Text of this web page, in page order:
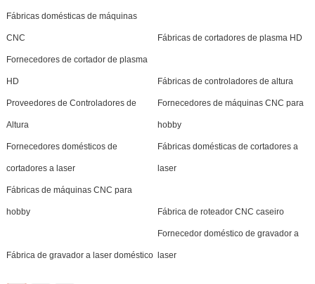
Fábricas domésticas de máquinas
CNC Fábricas de cortadores de plasma HD
Fornecedores de cortador de plasma
HD Fábricas de controladores de altura
Proveedores de Controladores de
Altura
Fornecedores de máquinas CNC para
hobby
Fornecedores domésticos de
cortadores a laser
Fábricas domésticas de cortadores a
laser
Fábricas de máquinas CNC para
hobby Fábrica de roteador CNC caseiro
Fábrica de gravador a laser doméstico
Fornecedor doméstico de gravador a
laser